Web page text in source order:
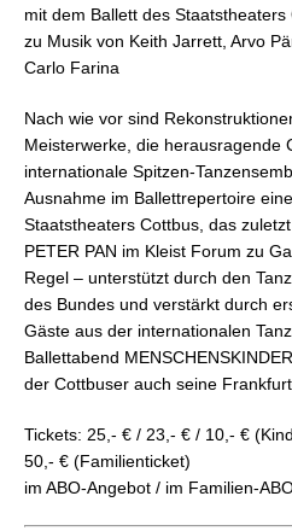
mit dem Ballett des Staatstheaters
zu Musik von Keith Jarrett, Arvo
Carlo Farina
Nach wie vor sind
Meisterwerke, die herausragende
internationale Spitzen-
Ausnahme im Ballettrepertoire
Staatstheaters Cottbus, das
PETER PAN im Kleist Forum zu
Regel – unterstützt durch den
des Bundes und verstärkt durch
Gäste aus der internationalen
Ballettabend
der Cottbuser auch seine
Tickets: 25,- € / 23,- € / 10,- €
50,- € (Familienticket)
im ABO-Angebot / im Familien-